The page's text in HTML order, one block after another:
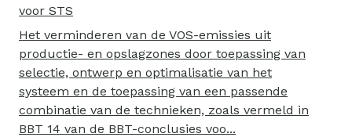
voor STS
Het verminderen van de VOS-emissies uit
productie- en opslagzones door toepassing van
selectie, ontwerp en optimalisatie van het
systeem en de toepassing van een passende
combinatie van de technieken, zoals vermeld in
BBT 14 van de BBT-conclusies voo...